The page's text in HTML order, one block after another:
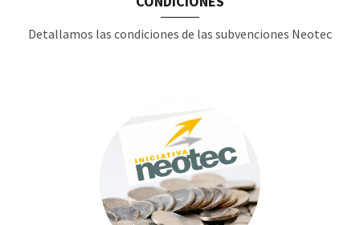
CONDICIONES
Detallamos las condiciones de las subvenciones Neotec